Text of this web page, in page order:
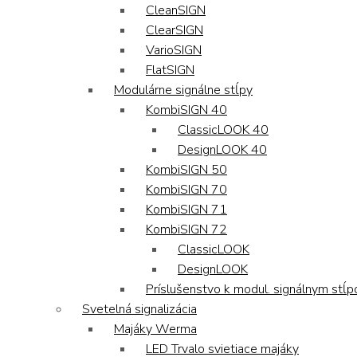
CleanSIGN
ClearSIGN
VarioSIGN
FlatSIGN
Modulárne signálne stĺpy
KombiSIGN 40
ClassicLOOK 40
DesignLOOK 40
KombiSIGN 50
KombiSIGN 70
KombiSIGN 71
KombiSIGN 72
ClassicLOOK
DesignLOOK
Príslušenstvo k modul. signálnym
Svetelná signalizácia
Majáky Werma
LED Trvalo svietiace majáky